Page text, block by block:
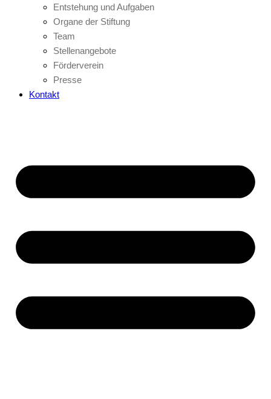
Entstehung und Aufgaben
Organe der Stiftung
Team
Stellenangebote
Förderverein
Presse
Kontakt